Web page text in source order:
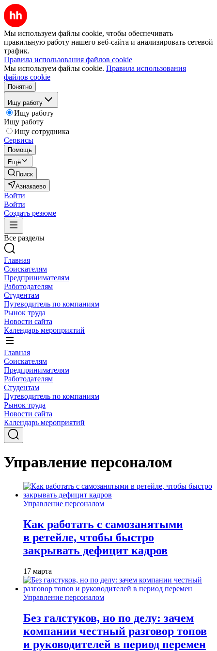
Мы используем файлы cookie, чтобы обеспечивать
правильную работу нашего веб-сайта и анализировать сетевой
трафик.
Правила использования файлов cookie
Мы используем файлы cookie. Правила использования
файлов cookie
Понятно
Ищу работу
Ищу работу
Ищу работу
Ищу сотрудника
Сервисы
Помощь
Ещё
Поиск
Азнакаево
Войти
Войти
Создать резюме
Все разделы
Главная
Соискателям
Предпринимателям
Работодателям
Студентам
Путеводитель по компаниям
Рынок труда
Новости сайта
Календарь мероприятий
Главная
Соискателям
Предпринимателям
Работодателям
Студентам
Путеводитель по компаниям
Рынок труда
Новости сайта
Календарь мероприятий
Управление персоналом
Управление персоналом
Как работать с самозанятыми
в ретейле, чтобы быстро
закрывать дефицит кадров
17 марта
Управление персоналом
Без галстуков, но по делу: зачем
компании честный разговор топов
и руководителей в период перемен